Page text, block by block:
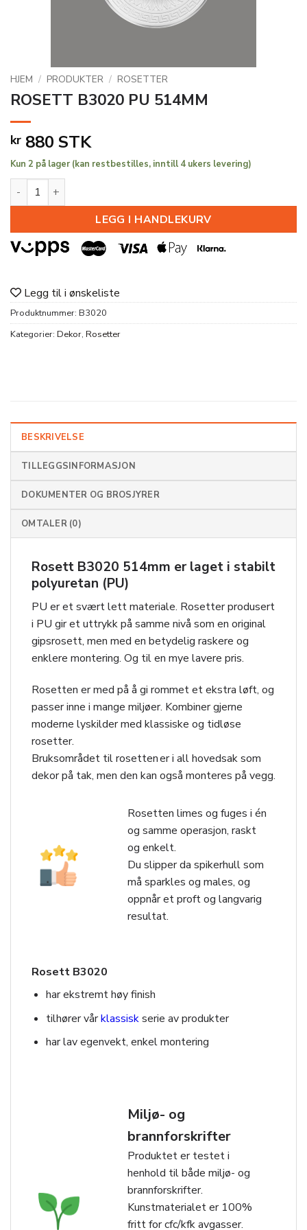
HJEM / PRODUKTER / ROSETTER
ROSETT B3020 PU 514MM
kr 880 STK
Kun 2 på lager (kan restbestilles, inntill 4 ukers levering)
ROSETT B3020 PU 514MM antall
LEGG I HANDLEKURV
Legg til i ønskeliste
Produktnummer: B3020
Kategorier: Dekor, Rosetter
BESKRIVELSE
TILLEGGSINFORMASJON
DOKUMENTER OG BROSJYRER
OMTALER (0)
Rosett B3020 514mm er laget i stabilt
polyuretan (PU)
PU er et svært lett materiale. Rosetter produsert
i PU gir et uttrykk på samme nivå som en original
gipsrosett, men med en betydelig raskere og
enklere montering. Og til en mye lavere pris.
Rosetten er med på å gi rommet et ekstra løft, og
passer inne i mange miljøer. Kombiner gjerne
moderne lyskilder med klassiske og tidløse
rosetter.
Bruksområdet til rosetten er i all hovedsak som
dekor på tak, men den kan også monteres på vegg.
Rosetten limes og fuges i én
og samme operasjon, raskt
og enkelt.
Du slipper da spikerhull som
må sparkles og males, og
oppnår et proft og langvarig
resultat.
Rosett B3020
har ekstremt høy finish
tilhører vårklassiskserie av produkter
har lav egenvekt, enkel montering
Miljø- og
brannforskrifter
Produktet er testet i
henhold til både miljø- og
brannforskrifter.
Kunstmaterialet er 100%
fritt for cfc/kfk avgasser.